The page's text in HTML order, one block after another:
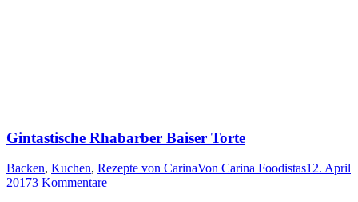
Gintastische Rhabarber Baiser Torte
Backen, Kuchen, Rezepte von CarinaVon Carina Foodistas12. April
20173 Kommentare